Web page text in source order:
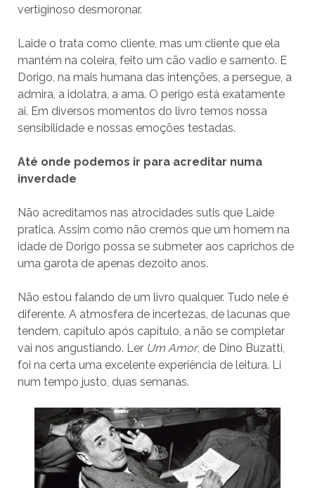
vertiginoso desmoronar.
Laide o trata como cliente, mas um cliente que ela
mantém na coleira, feito um cão vadio e sarnento. E
Dorigo, na mais humana das intenções, a persegue, a
admira, a idolatra, a ama. O perigo está exatamente
ai. Em diversos momentos do livro temos nossa
sensibilidade e nossas emoções testadas.
Até onde podemos ir para acreditar numa
inverdade
Não acreditamos nas atrocidades sutis que Laide
pratica. Assim como não cremos que um homem na
idade de Dorigo possa se submeter aos caprichos de
uma garota de apenas dezoito anos.
Não estou falando de um livro qualquer. Tudo nele é
diferente. A atmosfera de incertezas, de lacunas que
tendem, capítulo após capítulo, a não se completar
vai nos angustiando. Ler Um Amor, de Dino Buzatti,
foi na certa uma excelente experiência de leitura. Li
num tempo justo, duas semanas.